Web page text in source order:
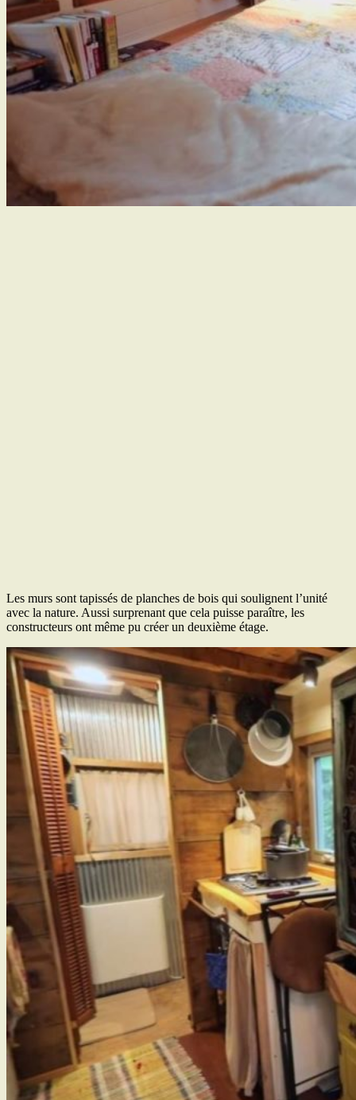
Les murs sont tapissés de planches de bois qui soulignent l’unité
avec la nature. Aussi surprenant que cela puisse paraître, les
constructeurs ont même pu créer un deuxième étage.